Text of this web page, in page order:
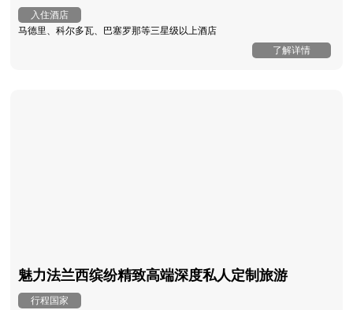
入住酒店
马德里、科尔多瓦、巴塞罗那等三星级以上酒店
了解详情
魅力法兰西缤纷精致高端深度私人定制旅游
行程国家